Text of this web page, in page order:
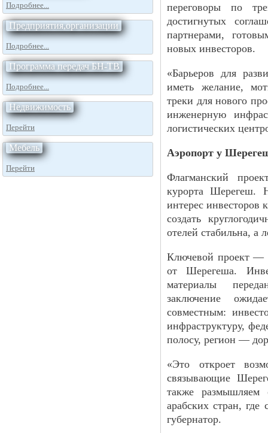
Подробнее...
Предприятия,организации
Подробнее...
Программа передач БН-ТВ
Подробнее...
Недвижимость
Перейти
Мебель
Перейти
переговоры по
достигнутых
партнерами,
новых инвесторов.
«Барьеров для
иметь желание,
треки для нового
инженерную
логистических
Аэропорт у
Флагманский
курорта Шерегеш.
интерес инвесторов
создать
отелей стабильна, а
Ключевой проект —
от Шерегеша.
материалы
заключение
совместным:
инфраструктуру,
полосу, регион —
«Это откроет
связывающие
также
арабских стран, где
губернатор.